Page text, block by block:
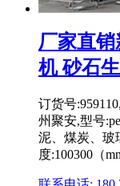
厂家直
机 砂石
订货号
州聚安,型号
泥、煤炭、玻
度:100300（